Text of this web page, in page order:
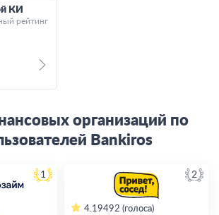
КИ
рейтинг
организаций по
Bankiros
1 2
4.19492 (голоса)